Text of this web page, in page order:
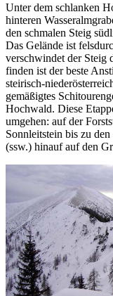
Unter dem schlanken
hinteren
den schmalen Steig
Das Gelände ist
verschwindet der Steig
finden ist der beste
steirisch-
gemäßigtes
Hochwald. Diese
umgehen: auf der
Sonnleitstein bis zu
(ssw.) hinauf auf den